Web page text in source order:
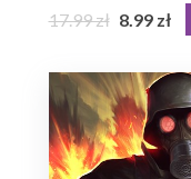
17.99 zł 8.99 zł